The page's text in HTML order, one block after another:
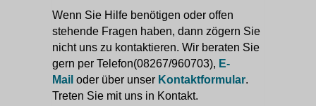
Wenn Sie Hilfe benötigen oder offen
stehende Fragen haben, dann zögern Sie
nicht uns zu kontaktieren. Wir beraten Sie
gern per Telefon(08267/960703), E-
Mail oder über unser Kontaktformular.
Treten Sie mit uns in Kontakt.